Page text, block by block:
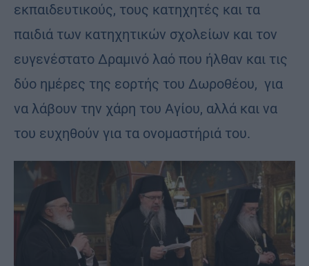
εκπαιδευτικούς, τους κατηχητές και τα
παιδιά των κατηχητικών σχολείων και τον
ευγενέστατο Δραμινό λαό που ήλθαν και τις
δύο ημέρες της εορτής του Δωροθέου, για
να λάβουν την χάρη του Αγίου, αλλά και να
του ευχηθούν για τα ονομαστήριά του.